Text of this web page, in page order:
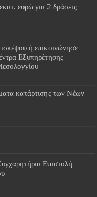
ευρώ για 2 δράσεις
ή επικοινώνησε
Εξυπηρέτησης
κατάρτισης των Νέων
Επιστολή